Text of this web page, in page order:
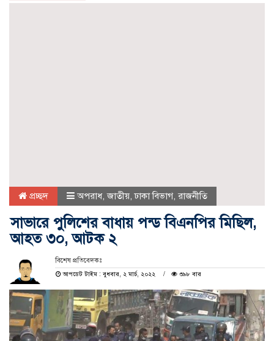
প্রচ্ছদ অপরাধ,জাতীয়,ঢাকা বিভাগ, রাজনীতি
সাভারে পুলিশের বাধায় পন্ড বিএনপির মিছিল,
আহত ৩০, আটক ২
বিশেষ প্রতিবেদকঃ
আপডেট টাইম : বুধবার, ২ মার্চ, ২০২২
৩৯৮ বার